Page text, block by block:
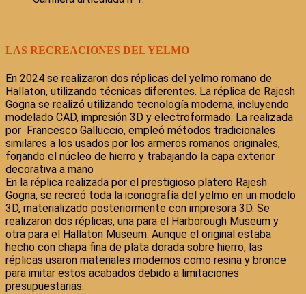
LAS RECREACIONES DEL YELMO
En 2024 se realizaron dos réplicas del yelmo romano de
Hallaton, utilizando técnicas diferentes. La réplica de Rajesh
Gogna se realizó utilizando tecnología moderna, incluyendo
modelado CAD, impresión 3D y electroformado. La realizada
por Francesco Galluccio, empleó métodos tradicionales
similares a los usados por los armeros romanos originales,
forjando el núcleo de hierro y trabajando la capa exterior
decorativa a mano
En la réplica realizada por el prestigioso platero Rajesh
Gogna, se recreó toda la iconografía del yelmo en un modelo
3D, materializado posteriormente con impresora 3D. Se
realizaron dos réplicas, una para el Harborough Museum y
otra para el Hallaton Museum. Aunque el original estaba
hecho con chapa fina de plata dorada sobre hierro, las
réplicas usaron materiales modernos como resina y bronce
para imitar estos acabados debido a limitaciones
presupuestarias.